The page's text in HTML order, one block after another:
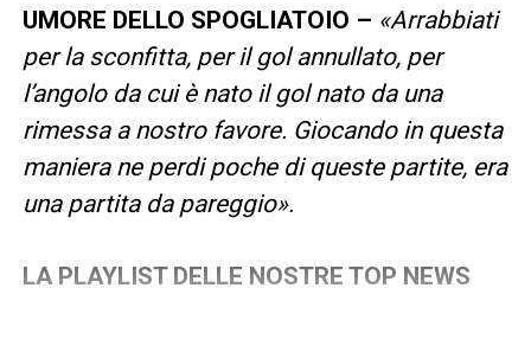
UMORE DELLO SPOGLIATOIO – «Arrabbiati
per la sconfitta, per il gol annullato, per
l’angolo da cui è nato il gol nato da una
rimessa a nostro favore. Giocando in questa
maniera ne perdi poche di queste partite, era
una partita da pareggio».
LA PLAYLIST DELLE NOSTRE TOP NEWS